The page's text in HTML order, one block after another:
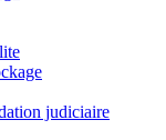
judiciaire